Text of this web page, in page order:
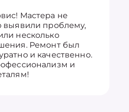
Мастера не
выявили проблему,
несколько
Ремонт был
и качественно.
и